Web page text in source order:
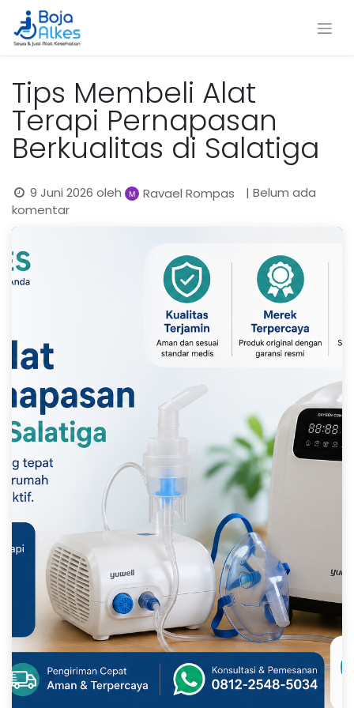
Tips Membeli Alat
Terapi Pernapasan
Berkualitas di Salatiga
9 Juni 2026 oleh Ravael Rompas
| Belum ada
komentar